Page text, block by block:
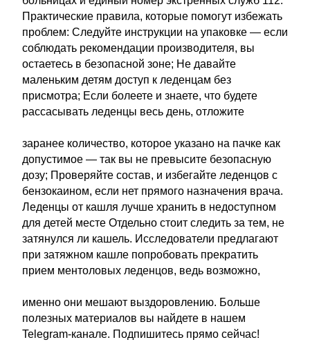
Практические правила, которые помогут избежать
проблем: Следуйте инструкции на упаковке — если
соблюдать рекомендации производителя, вы
остаетесь в безопасной зоне; Не давайте
маленьким детям доступ к леденцам без
присмотра; Если болеете и знаете, что будете
рассасывать леденцы весь день, отложите
заранее количество, которое указано на пачке как
допустимое — так вы не превысите безопасную
дозу; Проверяйте состав, и избегайте леденцов с
бензокаином, если нет прямого назначения врача.
Леденцы от кашля лучше хранить в недоступном
для детей месте Отдельно стоит следить за тем, не
затянулся ли кашель. Исследователи предлагают
при затяжном кашле попробовать прекратить
прием ментоловых леденцов, ведь возможно,
именно они мешают выздоровлению. Больше
полезных материалов вы найдете в нашем
Telegram-канале. Подпишитесь прямо сейчас!